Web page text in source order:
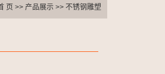
页 >> 产品展示 >> 不锈钢雕塑